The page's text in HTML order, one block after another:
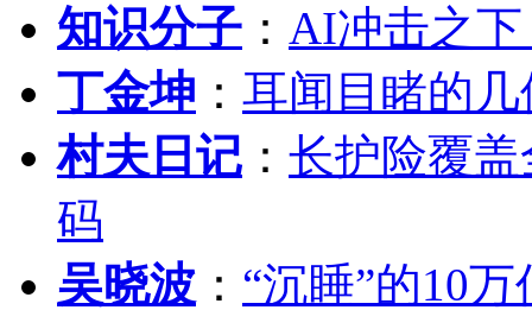
知识分子 ： AI冲击之
丁金坤 ： 耳闻目睹的
村夫日记 ： 长护险覆
码
吴晓波 ： “沉睡”的10